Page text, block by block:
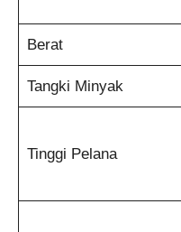
Berat
Tangki Minyak
Tinggi Pelana